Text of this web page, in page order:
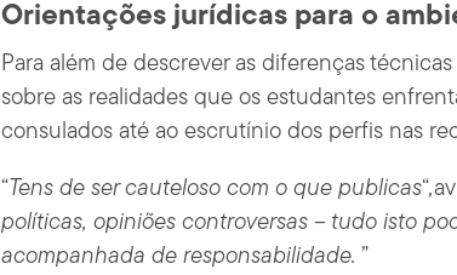
Orientações jurídicas para o
Para além de descrever as diferenças
sobre as realidades que os estudantes
consulados até ao escrutínio dos perfis nas
“Tens de ser cauteloso com o que publicas“,
políticas, opiniões controversas – tudo isto
acompanhada de responsabilidade. ”